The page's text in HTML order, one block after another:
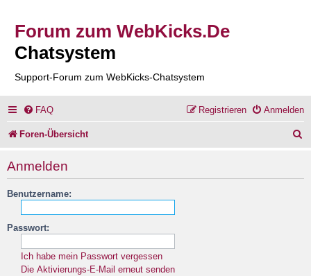
Forum zum WebKicks.De
Chatsystem
Support-Forum zum WebKicks-Chatsystem
FAQ Anmelden
Registrieren
Foren-Übersicht
Anmelden
Benutzername:
Passwort:
Ich habe mein Passwort vergessen
Die Aktivierungs-E-Mail erneut senden